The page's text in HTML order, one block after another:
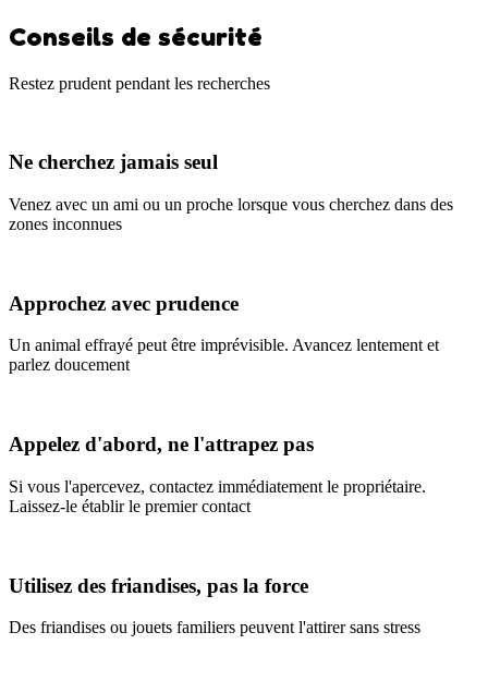
Conseils de sécurité
Restez prudent pendant les recherches
Ne cherchez jamais seul
Venez avec un ami ou un proche lorsque vous cherchez dans des
zones inconnues
Approchez avec prudence
Un animal effrayé peut être imprévisible. Avancez lentement et
parlez doucement
Appelez d'abord, ne l'attrapez pas
Si vous l'apercevez, contactez immédiatement le propriétaire.
Laissez-le établir le premier contact
Utilisez des friandises, pas la force
Des friandises ou jouets familiers peuvent l'attirer sans stress